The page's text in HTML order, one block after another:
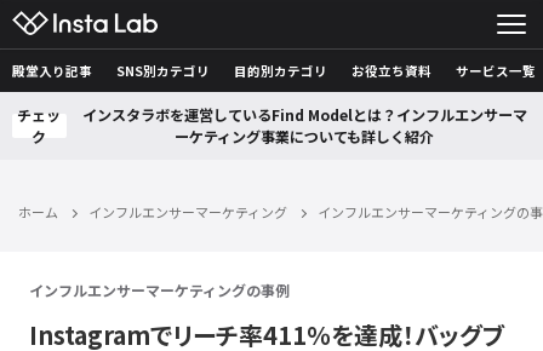
殿堂入り記事 SNS別カテゴリ 目的別カテゴリ お役立ち資料 サービス一覧
チェッ
ク
インスタラボを運営しているFind Modelとは？インフルエンサーマ
ーケティング事業についても詳しく紹介
ホーム インフルエンサーマーケティング インフルエンサーマーケティングの
インフルエンサーマーケティングの事例
Instagramでリーチ率411％を達成！バッグブ